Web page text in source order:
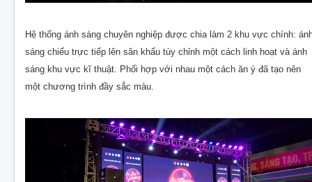
Hệ thống ánh sáng chuyên nghiệp được chia làm 2 khu vực chính:
sáng chiếu trực tiếp lên sân khấu tùy chỉnh một cách linh hoạt và ánh
sáng khu vực kĩ thuật. Phối hợp với nhau một cách ăn ý đã tạo nên
một chương trình đầy sắc màu.